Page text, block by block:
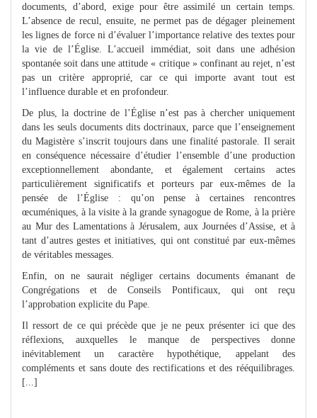
documents, d’abord, exige pour être assimilé un certain temps.
L’absence de recul, ensuite, ne permet pas de dégager pleinement
les lignes de force ni d’évaluer l’importance relative des textes pour
la vie de l’Église. L’accueil immédiat, soit dans une adhésion
spontanée soit dans une attitude « critique » confinant au rejet, n’est
pas un critère approprié, car ce qui importe avant tout est
l’influence durable et en profondeur.
De plus, la doctrine de l’Église n’est pas à chercher uniquement
dans les seuls documents dits doctrinaux, parce que l’enseignement
du Magistère s’inscrit toujours dans une finalité pastorale. Il serait
en conséquence nécessaire d’étudier l’ensemble d’une production
exceptionnellement abondante, et également certains actes
particulièrement significatifs et porteurs par eux-mêmes de la
pensée de l’Église : qu’on pense à certaines rencontres
œcuméniques, à la visite à la grande synagogue de Rome, à la prière
au Mur des Lamentations à Jérusalem, aux Journées d’Assise, et à
tant d’autres gestes et initiatives, qui ont constitué par eux-mêmes
de véritables messages.
Enfin, on ne saurait négliger certains documents émanant de
Congrégations et de Conseils Pontificaux, qui ont reçu
l’approbation explicite du Pape.
Il ressort de ce qui précède que je ne peux présenter ici que des
réflexions, auxquelles le manque de perspectives donne
inévitablement un caractère hypothétique, appelant des
compléments et sans doute des rectifications et des rééquilibrages.
[...]